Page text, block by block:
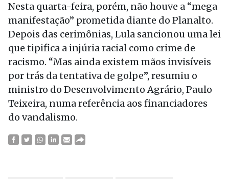
Nesta quarta-feira, porém, não houve a “mega
manifestação” prometida diante do Planalto.
Depois das cerimônias, Lula sancionou uma lei
que tipifica a injúria racial como crime de
racismo. “Mas ainda existem mãos invisíveis
por trás da tentativa de golpe”, resumiu o
ministro do Desenvolvimento Agrário, Paulo
Teixeira, numa referência aos financiadores
do vandalismo.